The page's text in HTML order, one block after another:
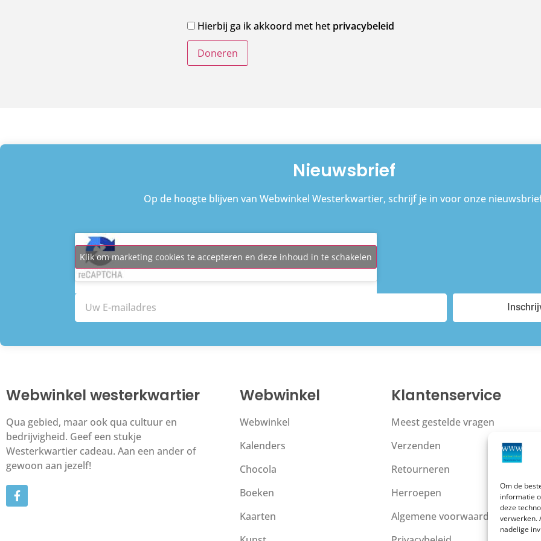
Om de
informatie
deze
verwerken.
nadelige
Hierbij ga ik akkoord met het privacybeleid
Nieuwsbrief
Op de hoogte blijven van Webwinkel Westerkwartier, schrijf je in voor onze
Klik om marketing cookies te accepteren en deze inhoud in te schakelen
Webwinkel westerkwartier
Qua gebied, maar ook qua cultuur en
bedrijvigheid. Geef een stukje
Westerkwartier cadeau. Aan een ander of
gewoon aan jezelf!
Webwinkel
Webwinkel
Kalenders
Chocola
Boeken
Kaarten
Klantenservice
Meest gestelde vragen
Verzenden
Retourneren
Herroepen
Algemene voorwaarden